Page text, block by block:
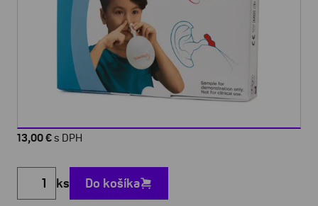
13,00 €s DPH
ks Do košíka